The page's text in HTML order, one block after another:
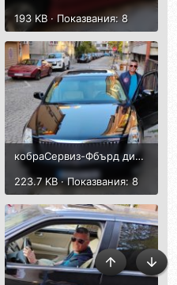
193 KB · Показвания: 8
кобраСервиз-Фбърд диагностика-4.jpg
223.7 KB · Показвания: 8